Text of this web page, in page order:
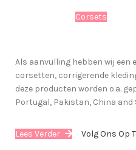
Corsets
Als aanvulling hebben wij een
corsetten, corrigerende
deze producten worden o.a.
Portugal, Pakistan, China and
Lees Verder Volg Ons Op